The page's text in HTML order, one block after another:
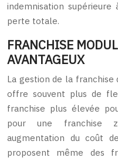
indemnisation
perte totale.
FRANCHISE
AVANTAGEUX
La gestion de la
offre souvent plus de
franchise plus élevée
pour une franchise
augmentation du coût
proposent même des